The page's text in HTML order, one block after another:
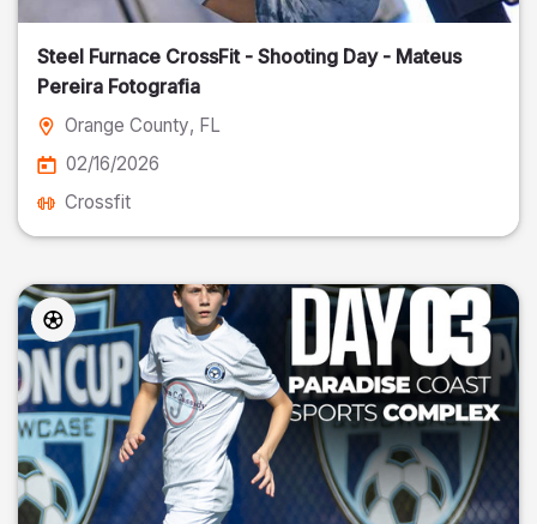
Steel Furnace CrossFit - Shooting Day - Mateus
Pereira Fotografia
Orange County, FL
02/16/2026
Crossfit